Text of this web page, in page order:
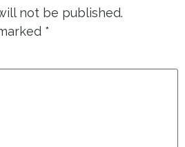
not be published.
*